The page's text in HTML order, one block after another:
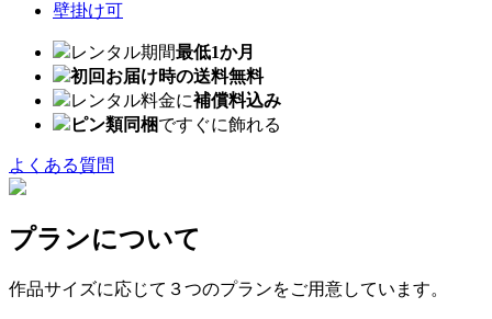
壁掛け可
レンタル期間最低1か月
初回お届け時の送料無料
レンタル料金に補償料込み
ピン類同梱ですぐに飾れる
よくある質問
プランについて
作品サイズに応じて３つのプランをご用意しています。